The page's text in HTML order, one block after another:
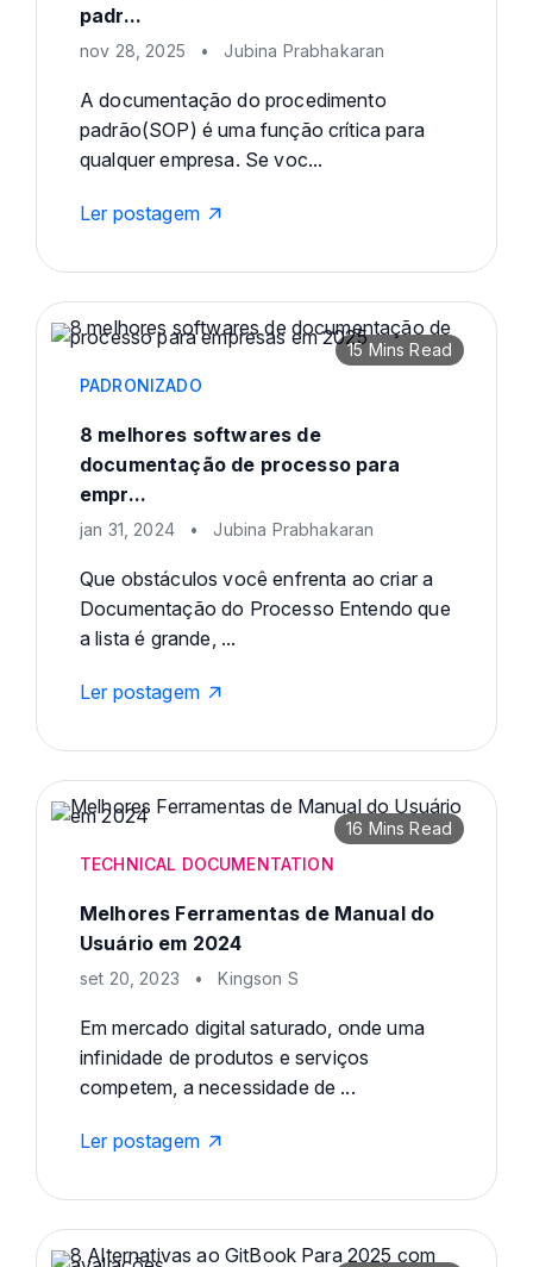
padr...
nov 28, 2025 • Jubina Prabhakaran
A documentação do procedimento
padrão(SOP) é uma função crítica para
qualquer empresa. Se voc...
Ler postagem
15 Mins Read
PADRONIZADO
8 melhores softwares de
documentação de processo para
empr...
jan 31, 2024 • Jubina Prabhakaran
Que obstáculos você enfrenta ao criar a
Documentação do Processo Entendo que
a lista é grande, ...
Ler postagem
16 Mins Read
TECHNICAL DOCUMENTATION
Melhores Ferramentas de Manual do
Usuário em 2024
set 20, 2023 • Kingson S
Em mercado digital saturado, onde uma
infinidade de produtos e serviços
competem, a necessidade de ...
Ler postagem